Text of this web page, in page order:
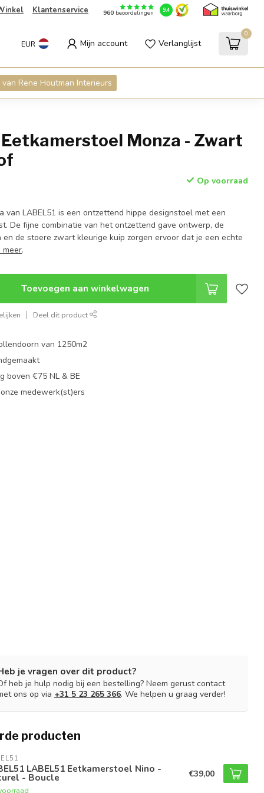
Klantenservice 960beoordelingen 9.4
EUR Mijn account Verlanglijst
0
Rene Houtman Interieurs
Eetkamerstoel Monza - Zwart
Op voorraad
van LABEL51 is een ontzettend hippe designstoel met een
De fijne combinatie van het ontzettend gave ontwerp, de
de stoere zwart kleurige kuip zorgen ervoor dat je een echte
meer.
Toevoegen aan winkelwagen
Deel dit product
van 1250m2
boven €75 NL & BE
medewerk(st)ers
je vragen over dit product?
heb je hulp nodig bij een bestelling? Neem gerust contact
ons op via +31 5 23 265 366. We helpen u graag verder!
producten
LABEL51 Eetkamerstoel Nino -
- Boucle €39,00